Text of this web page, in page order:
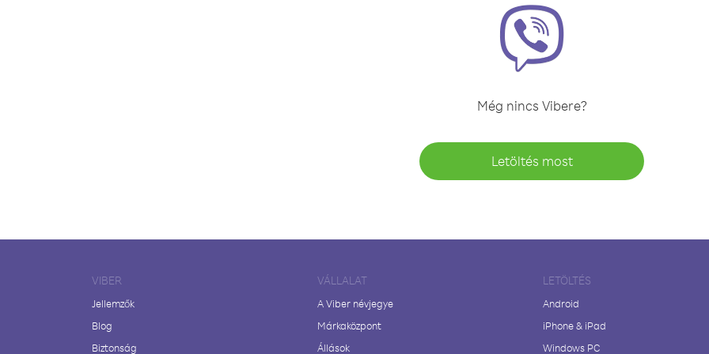
Még nincs Vibere?
Letöltés most
VIBER
Jellemzők
Blog
Biztonság
VÁLLALAT
A Viber névjegye
Márkaközpont
Állások
LETÖLTÉS
Android
iPhone & iPad
Windows PC